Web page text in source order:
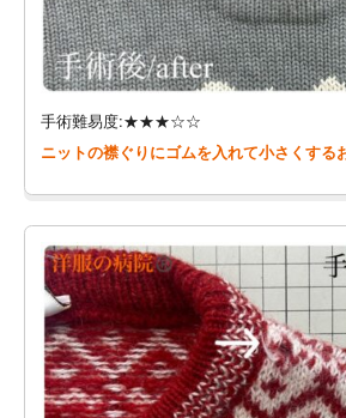
手術難易度:★★★☆☆
ニットの襟ぐりにゴムを入れて小さくする